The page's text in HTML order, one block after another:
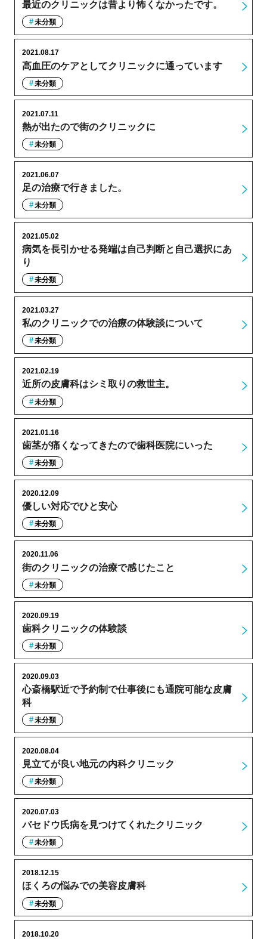
最近のクリニックは昔より怖くなかったです。
未分類
高血圧のケアとしてクリニックに通っています
2021.08.17
未分類
熱が出たので街のクリニックに
2021.07.11
未分類
足の治療で行きました。
2021.06.07
未分類
病気を長引かせる発端は自己判断と自己選択にあ
り
2021.05.02
未分類
私のクリニックでの治療の体験談について
2021.03.27
未分類
近所の皮膚科はシミ取りの救世主。
2021.02.19
未分類
歯茎が痛くなってきたので歯科医院にいった
2021.01.16
未分類
優しい対応でひと安心
2020.12.09
未分類
街のクリニックの治療で感じたこと
2020.11.06
未分類
歯科クリニックの体験談
2020.09.19
未分類
心斎橋駅近で予約制で仕事後にも通院可能な皮膚
科
2020.09.03
未分類
見立てが良い地元の内科クリニック
2020.08.04
未分類
バセドウ氏病を見つけてくれたクリニック
2020.07.03
未分類
ほくろの悩みでの美容皮膚科
2018.12.15
未分類
2018.10.20